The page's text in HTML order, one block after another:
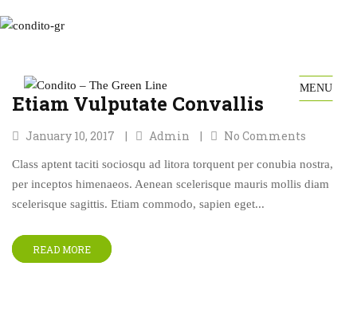
MENU
Etiam Vulputate Convallis
January 10, 2017 Admin No Comments
Class aptent taciti sociosqu ad litora torquent per conubia nostra,
per inceptos himenaeos. Aenean scelerisque mauris mollis diam
scelerisque sagittis. Etiam commodo, sapien eget...
READ MORE